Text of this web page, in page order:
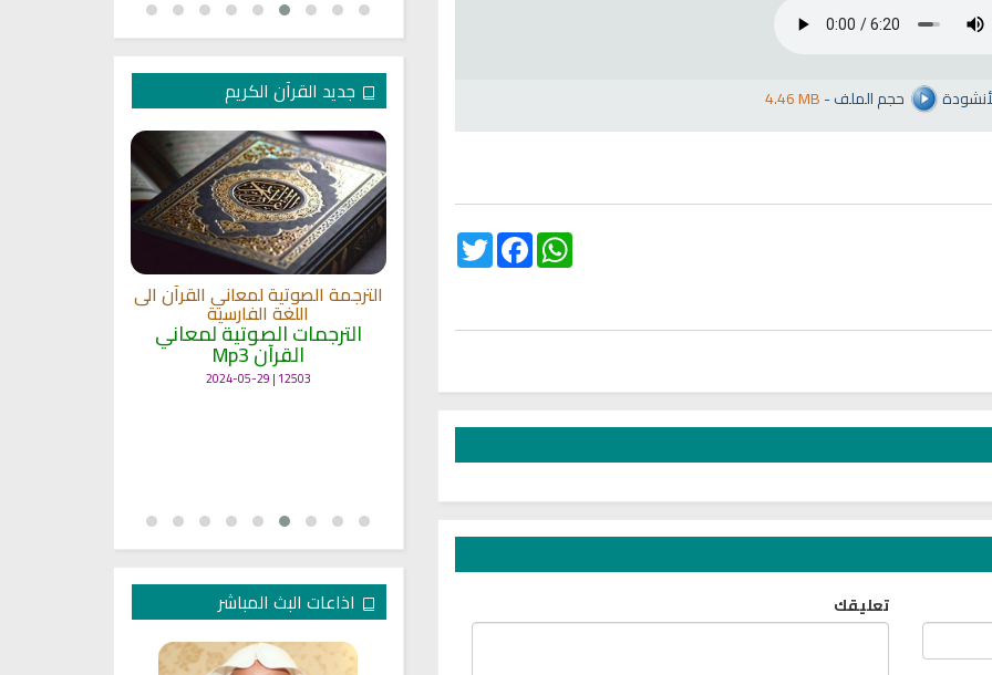
4.46 MB-حجم الملف
Twitter
FacebookWhatsApp
تعليقك
جديد القرآن الكريم
العفاسي تهتز لها القلوب ترجمة معاني القرآن صوت الى اللغة
القرآن Mp3
الترجمة الصوتية لمعاني القرآن الى
اللغة الفارسية
الترجمات الصوتية لمعاني
القرآن Mp3
12503 | 2024-05-29
اذاعات البث المباشر